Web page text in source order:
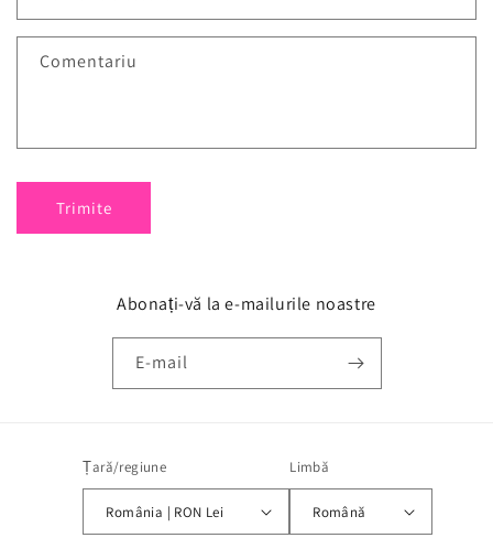
Comentariu
Trimite
Abonați-vă la e-mailurile noastre
E-mail
Țară/regiune
România | RON Lei
Limbă
Română